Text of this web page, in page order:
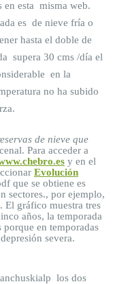
en esta misma web.
es de nieve fría o
hasta el doble de
supera 30 cms /día el
en la
no ha subido
de nieve que
Para acceder a
y en el
Evolución
que se obtiene es
sectores., por ejemplo,
El gráfico muestra tres
años, la temporada
porque en temporadas
severa.
los dos